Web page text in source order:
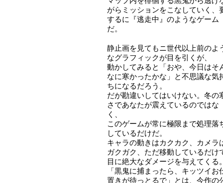
がらミッションをこなしていく、
するに『逃走中』のようなゲーム
だ。
静止画を見てもニ世代以上前のよ
なグラフィックが目を引くが、
動かしてみると「おや、今日はそ
なに寒かったかな」と不思議な気
ちになるだろう。
だが勘違いしてはいけない。冬の
さであなたが震えているのではな
く、
このゲームが常に極限まで処理落
しているだけだ。
キャラの動きはカクカク、カメラ
ガクガク、ただ移動しているだけ
目に絶大なダメージを与えてくる
「黒鬼に捕まったら、キッツイお
置きが待っとるで」とは、今作の